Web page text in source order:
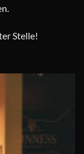
Stelle!